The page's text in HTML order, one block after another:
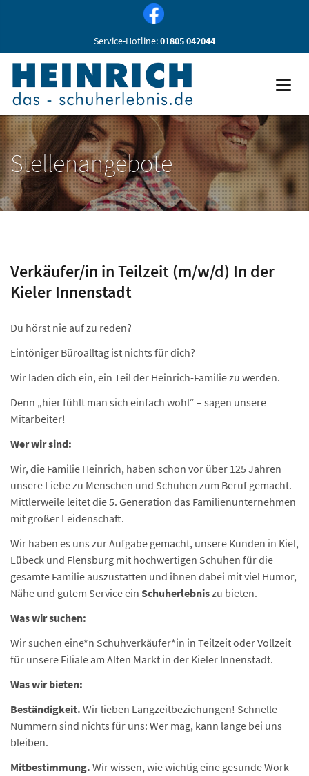
Service-Hotline:01805 042044
Stellenangebote
Verkäufer/in in Teilzeit (m/w/d) In der
Kieler Innenstadt
Du hörst nie auf zu reden?
Eintöniger Büroalltag ist nichts für dich?
Wir laden dich ein, ein Teil der Heinrich-Familie zu werden.
Denn „hier fühlt man sich einfach wohl“ – sagen unsere
Mitarbeiter!
Wer wir sind:
Wir, die Familie Heinrich, haben schon vor über 125 Jahren
unsere Liebe zu Menschen und Schuhen zum Beruf gemacht.
Mittlerweile leitet die 5. Generation das Familienunternehmen
mit großer Leidenschaft.
Wir haben es uns zur Aufgabe gemacht, unsere Kunden in Kiel,
Lübeck und Flensburg mit hochwertigen Schuhen für die
gesamte Familie auszustatten und ihnen dabei mit viel Humor,
Nähe und gutem Service ein Schuherlebniszu bieten.
Was wir suchen:
Wir suchen eine*n Schuhverkäufer*in in Teilzeit oder Vollzeit
für unsere Filiale am Alten Markt in der Kieler Innenstadt.
Was wir bieten:
Beständigkeit. Wir lieben Langzeitbeziehungen! Schnelle
Nummern sind nichts für uns: Wer mag, kann lange bei uns
bleiben.
Mitbestimmung. Wir wissen, wie wichtig eine gesunde Work-